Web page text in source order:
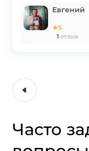
Евгений
5
1 отзыв
Часто